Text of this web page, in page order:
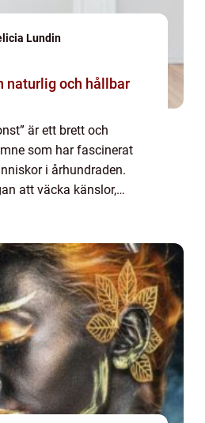
Lundin
naturlig och hållbar
är ett brett och
som har fascinerat
i århundraden.
att väcka känslor,